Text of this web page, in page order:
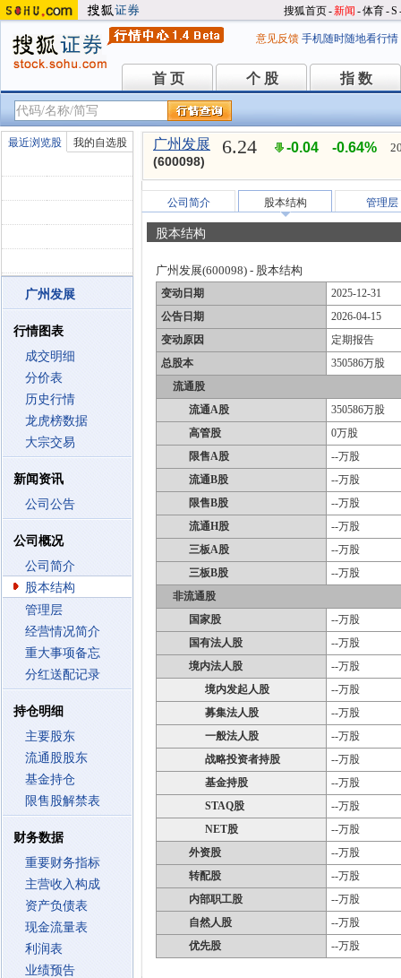
搜狐首页-新闻 -体育-S
意见反馈 手机随时随地看行情
首 页
首 页 个 股
个 股 指 数
指 数
最近浏览股 我的自选股
广州发展
行情图表
成交明细
分价表
历史行情
龙虎榜数据
大宗交易
新闻资讯
公司公告
公司概况
公司简介
股本结构
管理层
经营情况简介
重大事项备忘
分红送配记录
持仓明细
主要股东
流通股股东
基金持仓
限售股解禁表
财务数据
重要财务指标
主营收入构成
资产负债表
现金流量表
利润表
业绩预告
广州发展
(600098)
6.24 -0.04 -0.64%
公司简介 股本结构 管理层
股本结构
广州发展(600098) - 股本结构
变动日期
2025-12-31
公告日期
2026-04-15
变动原因
定期报告
总股本
350586万股
流通股
流通A股
350586万股
高管股
0万股
限售A股
--万股
流通B股
--万股
限售B股
--万股
流通H股
--万股
三板A股
--万股
三板B股
--万股
非流通股
国家股
--万股
国有法人股
--万股
境内法人股
--万股
境内发起人股
--万股
募集法人股
--万股
一般法人股
--万股
战略投资者持股
--万股
基金持股
--万股
STAQ股
--万股
NET股
--万股
外资股
--万股
转配股
--万股
内部职工股
--万股
自然人股
--万股
优先股
--万股